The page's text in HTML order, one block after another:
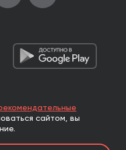
Паблишер»
сайтом, вы